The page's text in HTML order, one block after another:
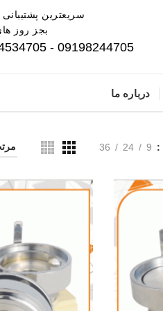
سریعترین پشتیبانی ، 9صبح تا 8
بجز روز
09198244705 - 09904534705 - 021-77540187
درباره ما
9
24
36